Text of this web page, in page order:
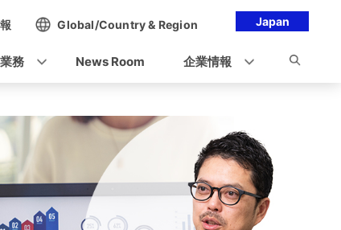
Japan
Global/Country & Region
務 News Room 企業情報